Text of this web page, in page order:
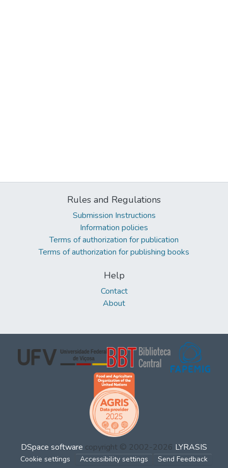
Rules and Regulations
Submission Instructions
Information policies
Terms of authorization for publication
Terms of authorization for publishing books
Help
Contact
About
DSpace software copyright © 2002-2026 LYRASIS
Cookie settings Accessibility settings Send Feedback